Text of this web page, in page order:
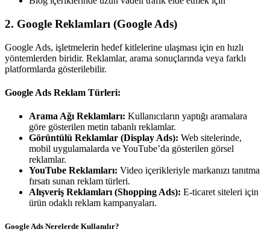
2. Google Reklamları (Google Ads)
Google Ads, işletmelerin hedef kitlelerine ulaşması için en hızlı
yöntemlerden biridir. Reklamlar, arama sonuçlarında veya farklı
platformlarda gösterilebilir.
Google Ads Reklam Türleri:
Arama Ağı Reklamları: Kullanıcıların yaptığı aramalara
göre gösterilen metin tabanlı reklamlar.
Görüntülü Reklamlar (Display Ads): Web sitelerinde,
mobil uygulamalarda ve YouTube’da gösterilen görsel
reklamlar.
YouTube Reklamları: Video içerikleriyle markanızı tanıtma
fırsatı sunan reklam türleri.
Alışveriş Reklamları (Shopping Ads): E-ticaret siteleri için
ürün odaklı reklam kampanyaları.
Google Ads Nerelerde Kullanılır?